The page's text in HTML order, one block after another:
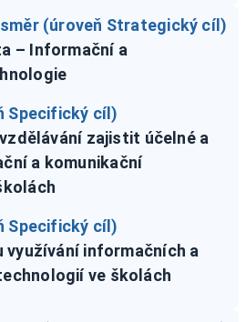
(úroveň Strategický cíl)
– Informační a
Specifický cíl)
zajistit účelné a
a komunikační
Specifický cíl)
informačních a
ve školách